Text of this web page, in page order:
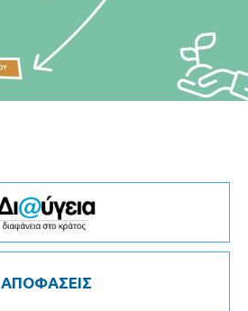
ΑΠΟΦΑΣΕΙΣ